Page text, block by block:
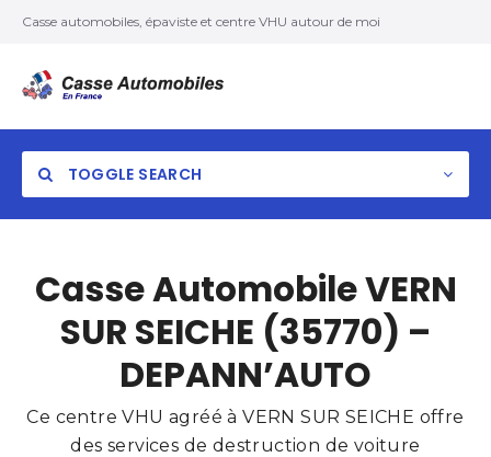
Casse automobiles, épaviste et centre VHU autour de moi
TOGGLE SEARCH
Casse Automobile VERN
SUR SEICHE (35770) –
DEPANN’AUTO
Ce centre VHU agréé à VERN SUR SEICHE offre
des services de destruction de voiture